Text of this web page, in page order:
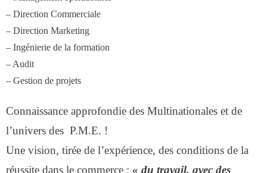
- Formations des managers
commerciaux
- Formations organisationnelles
Dirigeants
Le Cabinet
– Direction Commerciale
– Direction Marketing
– Ingénierie de la formation
– Audit
– Gestion de projets
Connaissance approfondie des Multinationales et de
l’univers des P.M.E. !
Une vision, tirée de l’expérience, des conditions de la
réussite dans le commerce : « du travail, avec des